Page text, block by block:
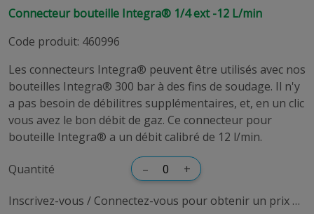
Connecteur bouteille Integra® 1/4 ext -12 L/min
Code produit: 460996
Les connecteurs Integra® peuvent être utilisés avec nos
bouteilles Integra® 300 bar à des fins de soudage. Il n'y
a pas besoin de débilitres supplémentaires, et, en un clic
vous avez le bon débit de gaz. Ce connecteur pour
bouteille Integra® a un débit calibré de 12 l/min.
Quantité – +
Inscrivez-vous / Connectez-vous pour obtenir un prix dédié.